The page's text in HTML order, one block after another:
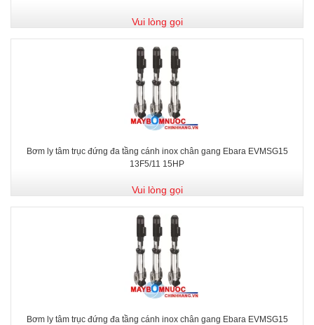
Vui lòng gọi
Bơm ly tâm trục đứng đa tầng cánh inox chân gang Ebara EVMSG15
13F5/11 15HP
Vui lòng gọi
Bơm ly tâm trục đứng đa tầng cánh inox chân gang Ebara EVMSG15